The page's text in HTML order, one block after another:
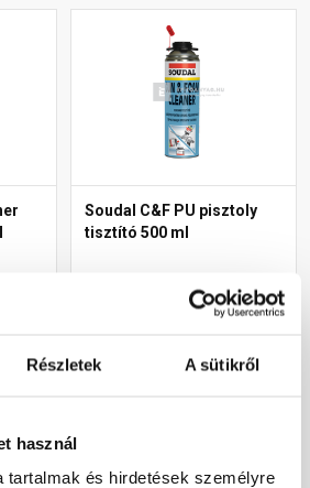
Részletek A sütikről
használ
tartalmak és hirdetések személyre
Soudal C&F PU pisztoly
tisztító 500 ml
Rendelésre
2 560 Ft